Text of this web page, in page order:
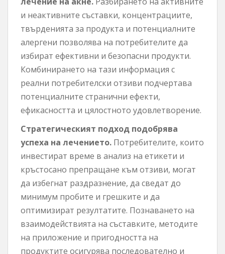
и неактивните съставки, концентрациите,
твърденията за продукта и потенциалните
алергени позволява на потребителите да
избират ефективни и безопасни продукти.
Комбинирането на тази информация с
реални потребителски отзиви подчертава
потенциалните странични ефекти,
ефикасността и цялостното удовлетворение.
Стратегическият подход подобрява
успеха на лечението. Потребителите, които
инвестират време в анализ на етикети и
кръстосано препращане към отзиви, могат
да избегнат раздразнение, да сведат до
минимум пробите и грешките и да
оптимизират резултатите. Познаването на
взаимодействията на съставките, методите
на приложение и пригодността на
продуктите осигурява последователно и